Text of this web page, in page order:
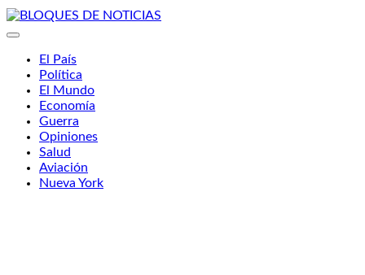
El País
Política
El Mundo
Economía
Guerra
Opiniones
Salud
Aviación
Nueva York